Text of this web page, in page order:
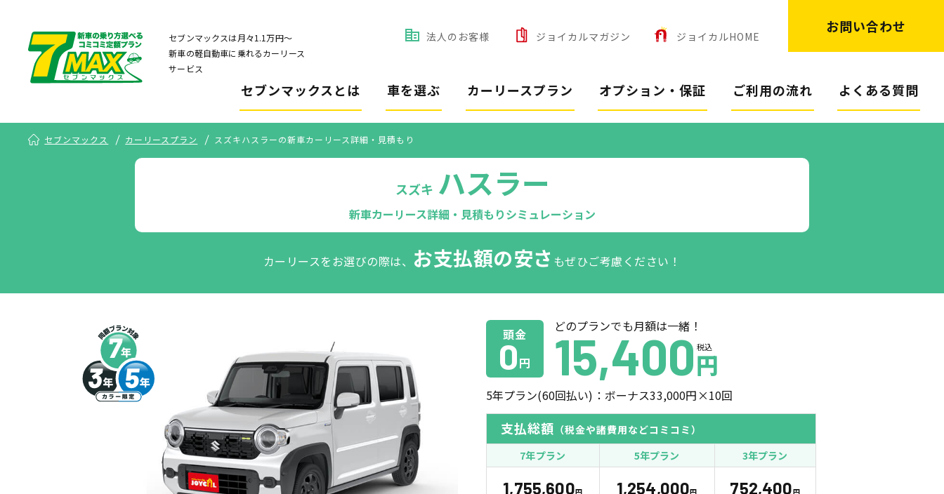
セブンマックスは月々1.1万円〜
新車の軽自動車に乗れるカーリース
サービス
法人のお客様 ジョイカルマガジン ジョイカルHOME
お問い合わせ
セブンマックスとは 車を選ぶ カーリースプラン オプション・保証 ご利用の流れ よくある質問
セブンマックス カーリースプラン スズキハスラーの新車カーリース詳細・見積もり
スズキ ハスラー
新車カーリース詳細・見積もりシミュレーション
カーリースをお選びの際は、 お支払額の安さ もぜひご考慮ください！
頭金
0円
どのプランでも月額は一緒！
15,400 税込
円
5年プラン(60回払い)：ボーナス33,000円×10回
支払総額 （税金や諸費用などコミコミ）
7年プラン
5年プラン 3年プラン
1,755,600円 1,254,000円 752,400円